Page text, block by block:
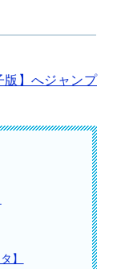
版】へジャンプ
】